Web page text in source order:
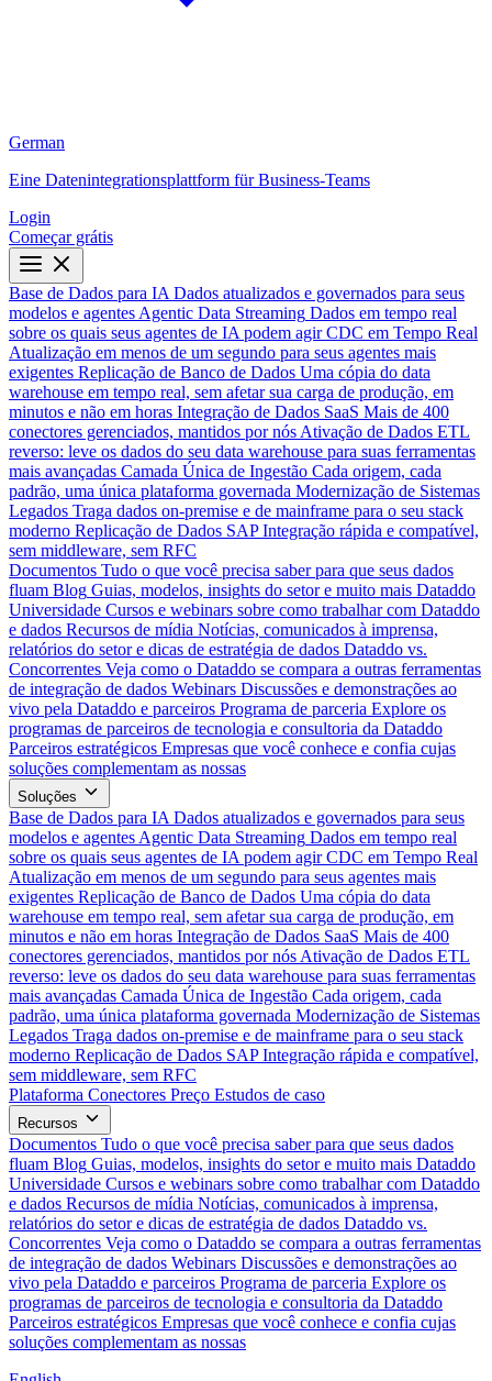
German
Eine Datenintegrationsplattform für Business-Teams
Login
Começar grátis
Base de Dados para IA Dados atualizados e governados para seus
modelos e agentes Agentic Data Streaming Dados em tempo real
sobre os quais seus agentes de IA podem agir CDC em Tempo Real
Atualização em menos de um segundo para seus agentes mais
exigentes Replicação de Banco de Dados Uma cópia do data
warehouse em tempo real, sem afetar sua carga de produção, em
minutos e não em horas Integração de Dados SaaS Mais de 400
conectores gerenciados, mantidos por nós Ativação de Dados ETL
reverso: leve os dados do seu data warehouse para suas ferramentas
mais avançadas Camada Única de Ingestão Cada origem, cada
padrão, uma única plataforma governada Modernização de Sistemas
Legados Traga dados on-premise e de mainframe para o seu stack
moderno Replicação de Dados SAP Integração rápida e compatível,
sem middleware, sem RFC
Documentos Tudo o que você precisa saber para que seus dados
fluam Blog Guias, modelos, insights do setor e muito mais Dataddo
Universidade Cursos e webinars sobre como trabalhar com Dataddo
e dados Recursos de mídia Notícias, comunicados à imprensa,
relatórios do setor e dicas de estratégia de dados Dataddo vs.
Concorrentes Veja como o Dataddo se compara a outras ferramentas
de integração de dados Webinars Discussões e demonstrações ao
vivo pela Dataddo e parceiros Programa de parceria Explore os
programas de parceiros de tecnologia e consultoria da Dataddo
Parceiros estratégicos Empresas que você conhece e confia cujas
soluções complementam as nossas
Soluções
Base de Dados para IA Dados atualizados e governados para seus
modelos e agentes Agentic Data Streaming Dados em tempo real
sobre os quais seus agentes de IA podem agir CDC em Tempo Real
Atualização em menos de um segundo para seus agentes mais
exigentes Replicação de Banco de Dados Uma cópia do data
warehouse em tempo real, sem afetar sua carga de produção, em
minutos e não em horas Integração de Dados SaaS Mais de 400
conectores gerenciados, mantidos por nós Ativação de Dados ETL
reverso: leve os dados do seu data warehouse para suas ferramentas
mais avançadas Camada Única de Ingestão Cada origem, cada
padrão, uma única plataforma governada Modernização de Sistemas
Legados Traga dados on-premise e de mainframe para o seu stack
moderno Replicação de Dados SAP Integração rápida e compatível,
sem middleware, sem RFC
Plataforma Conectores Preço Estudos de caso
Recursos
Documentos Tudo o que você precisa saber para que seus dados
fluam Blog Guias, modelos, insights do setor e muito mais Dataddo
Universidade Cursos e webinars sobre como trabalhar com Dataddo
e dados Recursos de mídia Notícias, comunicados à imprensa,
relatórios do setor e dicas de estratégia de dados Dataddo vs.
Concorrentes Veja como o Dataddo se compara a outras ferramentas
de integração de dados Webinars Discussões e demonstrações ao
vivo pela Dataddo e parceiros Programa de parceria Explore os
programas de parceiros de tecnologia e consultoria da Dataddo
Parceiros estratégicos Empresas que você conhece e confia cujas
soluções complementam as nossas